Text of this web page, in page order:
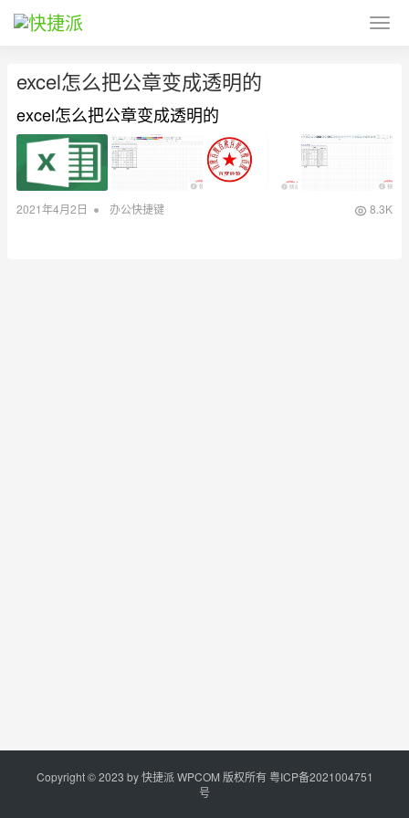
excel怎么把公章变成透明的
excel怎么把公章变成透明的
2021年4月2日 • 办公快捷键 8.3K
Copyright © 2023 by快捷派WPCOM 版权所有粤ICP备2021004751
号